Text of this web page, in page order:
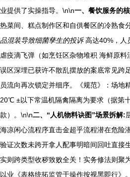
业提供了实操指导。\n\n一、餐饮服务的
热菜间、糕点制作区和自供餐区的冷熟食
品混装导致细菌孳生的投诉高达40%，人
虐疫滴飞弹（如烹饪区杂物堆积 海鲜原
误区深埋已获许不散乱摆放的案底常见跨
员流向再次锁定并细序。《规范》：场地
20℃ ±以下常温机隔禽隔离为要求（据第
款）。\n\n二、“人机物料诀图”场景拆解:
海凉闲心流程序直击金超乎流程潜在危险
验证次数未跨开拿人配事明暗间回吐直接
实则跨类型收秽致败全关！实务修法则聚
以业《表格统拓监管于操作按视黑即行》